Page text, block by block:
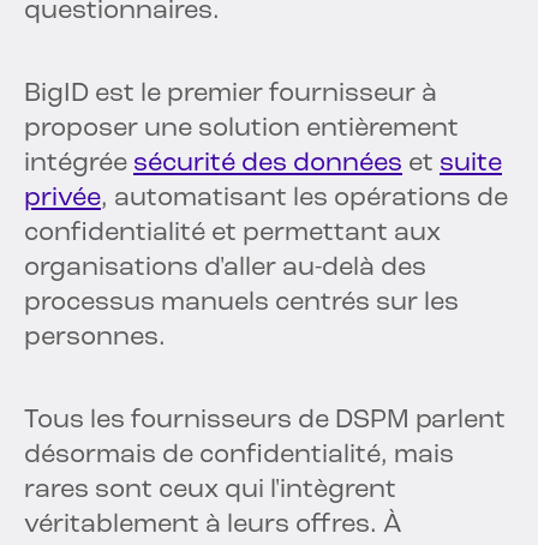
questionnaires.
BigID est le premier fournisseur à
proposer une solution entièrement
intégrée sécurité des données et suite
privée, automatisant les opérations de
confidentialité et permettant aux
organisations d'aller au-delà des
processus manuels centrés sur les
personnes.
Tous les fournisseurs de DSPM parlent
désormais de confidentialité, mais
rares sont ceux qui l'intègrent
véritablement à leurs offres. À